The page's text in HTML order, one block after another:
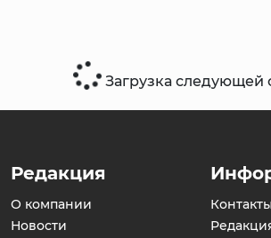
Загрузка следующей
Редакция
О компании
Новости
Контакты